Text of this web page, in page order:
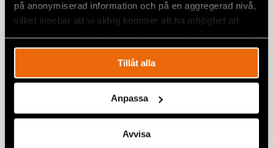
på anonymiserad information och på en aggregerad nivå,
vilket innebär att vi aldrig kommer att ha möjlighet att
Tillåt alla
Anpassa
Avvisa
Roma in Turkey: discrimination,
exclusion, deep poverty and
deprivation
TURKEY
authoritarian “hybrid” regimes
EUROPE,PUBLICATIONS 28 September 2022